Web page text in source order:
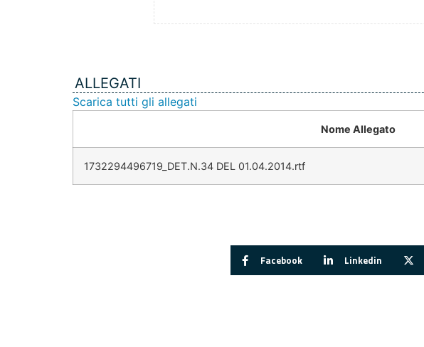
ALLEGATI
Scarica tutti gli allegati
Nome Allegato
1732294496719_DET.N.34 DEL 01.04.2014.rtf
Facebook Linkedin